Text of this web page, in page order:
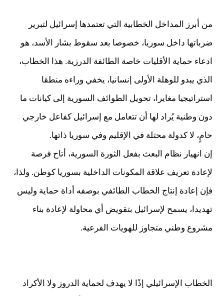
من أبرز المداخل الخطابية التي تعتمدها إسرائيل لتبرير
ضرباتها داخل سوريا، خصوصا بعد سقوط بشار الأسد، هو
ادعاء حماية الأقليات خاصة الطائفة الدرزية. هذا الخطاب،
الذي يبدو للوهلة الأولى إنسانيا، يخفي وراءه منطقا
استراتيجيا مغايرا، تحويل الطوائف السورية إلى كيانات ما
دون وطنية يُراد لها أن تتعامل مع إسرائيل كفاعل خارجي
حامٍ، لا كدولة محتلة في الإقليم وفي سوريا ذاتها.
إن انهيار نظام البعث بفعل الثورة السورية، أتاح فرصة
لإعادة تعريف علاقة المكونات الداخلية بسوريا كوطن. ولذا،
فإن إعادة إنتاج الخطاب الطائفي بوصفه أداة حماية وليس
تهديدا، يسمح لإسرائيل بتقويض أي محاولة لإعادة بناء
مشروع وطني متجاوز للهويات الفرعية.
الخطاب الإسرائيلي إذًا لا يهدف لحماية الدروز ولا الأكراد